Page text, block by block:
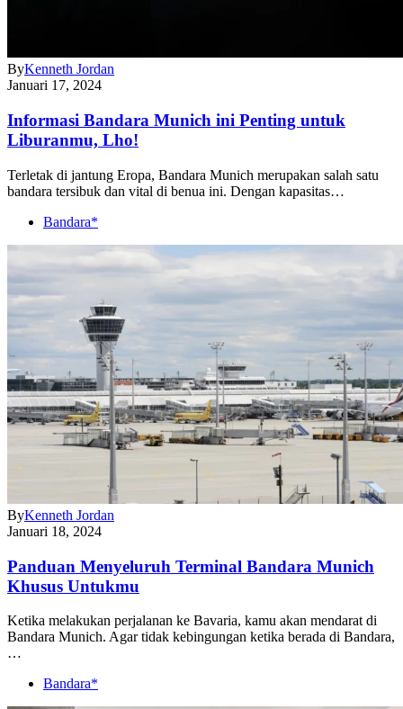
ByKenneth Jordan
Januari 17, 2024
Informasi Bandara Munich ini Penting untuk
Liburanmu, Lho!
Terletak di jantung Eropa, Bandara Munich merupakan salah satu
bandara tersibuk dan vital di benua ini. Dengan kapasitas…
Bandara*
ByKenneth Jordan
Januari 18, 2024
Panduan Menyeluruh Terminal Bandara Munich
Khusus Untukmu
Ketika melakukan perjalanan ke Bavaria, kamu akan mendarat di
Bandara Munich. Agar tidak kebingungan ketika berada di Bandara,
…
Bandara*